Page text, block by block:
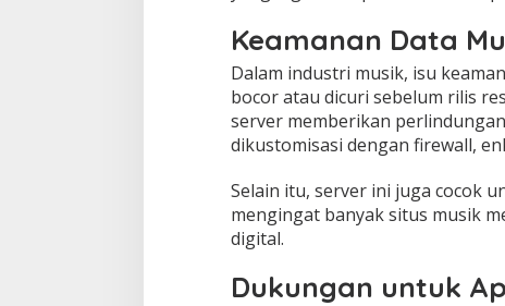
Keamanan Data
Dalam industri musik, isu
bocor atau dicuri sebelum rilis
server memberikan
dikustomisasi dengan firewall,
Selain itu, server ini juga cocok
mengingat banyak situs musik
digital.
Dukungan untuk